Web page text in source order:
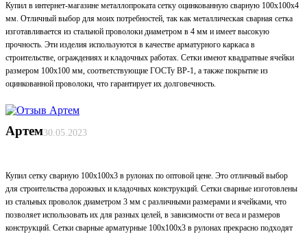
Купил в интернет-магазине металлопроката сетку оцинкованную сварную 100х100х4
мм. Отличный выбор для моих потребностей, так как металлическая сварная сетка
изготавливается из стальной проволоки диаметром в 4 мм и имеет высокую
прочность. Эти изделия используются в качестве арматурного каркаса в
строительстве, ограждениях и кладочных работах. Сетки имеют квадратные ячейки
размером 100х100 мм, соответствующие ГОСТу ВР-1, а также покрытие из
оцинкованной проволоки, что гарантирует их долговечность.
Артем30.05.2023
Купил сетку сварную 100х100х3 в рулонах по оптовой цене. Это отличный выбор
для строительства дорожных и кладочных конструкций. Сетки сварные изготовлены
из стальных проволок диаметром 3 мм с различными размерами и ячейками, что
позволяет использовать их для разных целей, в зависимости от веса и размеров
конструкций. Сетки сварные арматурные 100х100х3 в рулонах прекрасно подходят